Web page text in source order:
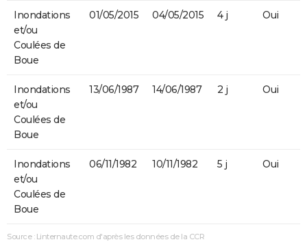
Inondations
et/ou
Coulées de
Boue
01/05/2015 04/05/2015 4 j Oui
Inondations
et/ou
Coulées de
Boue
13/06/1987 14/06/1987 2 j Oui
Inondations
et/ou
Coulées de
Boue
06/11/1982 10/11/1982 5 j Oui
Source : Linternaute.com d'après les données de la CCR